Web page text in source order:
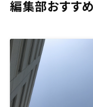
編集部おすす